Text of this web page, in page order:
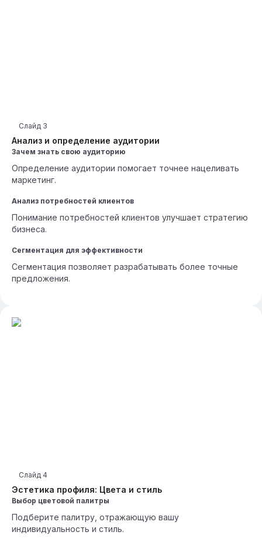
Анализ и определение аудитории
Слайд 3
Зачем знать свою аудиторию
Определение аудитории помогает точнее нацеливать
маркетинг.
Анализ потребностей клиентов
Понимание потребностей клиентов улучшает стратегию
бизнеса.
Сегментация для эффективности
Сегментация позволяет разрабатывать более точные
предложения.
Эстетика профиля: Цвета и стиль
Слайд 4
Выбор цветовой палитры
Подберите палитру, отражающую вашу
индивидуальность и стиль.